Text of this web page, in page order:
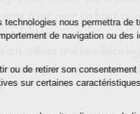
à sec avec un balai ou
adaptée.
utilisez une serpillière
doux spécialement